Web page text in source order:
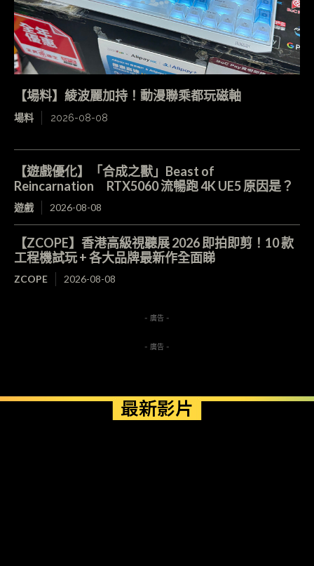
【場料】綾波麗加持！動漫聯乘都玩磁軸
場料 2026-08-08
【遊戲優化】「合成之獸」Beast of
Reincarnation RTX5060 流暢跑 4K UE5 原因是？
遊戲 2026-08-08
【ZCOPE】香港高級視聽展 2026 即拍即剪！10 款
工程機試玩 + 各大品牌最新作全面睇
ZCOPE 2026-08-08
- 廣告 -
- 廣告 -
最新影片